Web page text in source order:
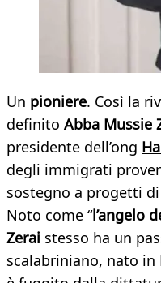
Un pioniere. Così la
definito Abba Mussie
presidente dell’ong
degli immigrati
sostegno a progetti
Noto come “l’angelo
Zerai stesso ha un
scalabriniano, nato in